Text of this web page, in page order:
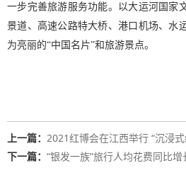
一步完善旅游服务功能。以大运河国家
景道、高速公路特大桥、港口机场、水
为亮丽的“中国名片”和旅游景点。
上一篇： 2021红博会在江西举行 “沉浸
下一篇： “银发一族”旅行人均花费同比